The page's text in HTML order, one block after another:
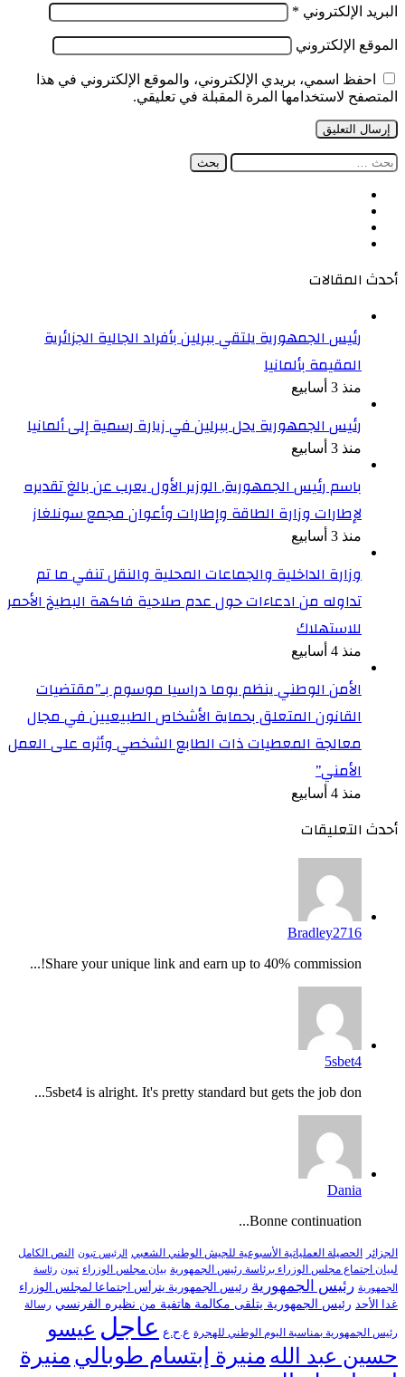
البريد الإلكتروني *
الموقع الإلكتروني
احفظ اسمي، بريدي الإلكتروني، والموقع الإلكتروني في هذا
المتصفح لاستخدامها المرة المقبلة في تعليقي.
البحث
أحدث المقالات
رئيس الجمهورية يلتقي ببرلين بأفراد الجالية الجزائرية
المقيمة بألمانيا
منذ 3 أسابيع
رئيس الجمهورية يحل ببرلين في زيارة رسمية إلى ألمانيا
منذ 3 أسابيع
باسم رئيس الجمهورية, الوزير الأول يعرب عن بالغ تقديره
لإطارات وزارة الطاقة وإطارات وأعوان مجمع سونلغاز
منذ 3 أسابيع
وزارة الداخلية والجماعات المحلية والنقل تنفي ما تم
تداوله من ادعاءات حول عدم صلاحية فاكهة البطيخ الأحمر
للاستهلاك
منذ 4 أسابيع
الأمن الوطني ينظم يوما دراسيا موسوم بـ”مقتضيات
القانون المتعلق بحماية الأشخاص الطبيعيين في مجال
معالجة المعطيات ذات الطابع الشخصي وأثره على العمل
الأمني”
منذ 4 أسابيع
أحدث التعليقات
Bradley2716
Share your unique link and earn up to 40% commission!...
5sbet4
5sbet4 is alright. It's pretty standard but gets the job don...
Dania
Bonne continuation...
الجزائر الحصيلة العملياتية الأسبوعية للجيش الوطني الشعبي الرئيس تبون النص الكامل
لبيان اجتماع مجلس الوزراء برئاسة رئيس الجمهورية بيان مجلس الوزراء تبون رئاسة
الجمهورية رئيس الجمهورية رئيس الجمهورية يترأس اجتماعا لمجلس الوزراء
غدا الأحد رئيس الجمهورية يتلقى مكالمة هاتفية من نظيره الفرنسي رسالة
رئيس الجمهورية بمناسبة اليوم الوطني للهجرة ع.ح.ع عاجل عيسو
حسين عبد الله منيرة إبتسام طوبالي منيرة